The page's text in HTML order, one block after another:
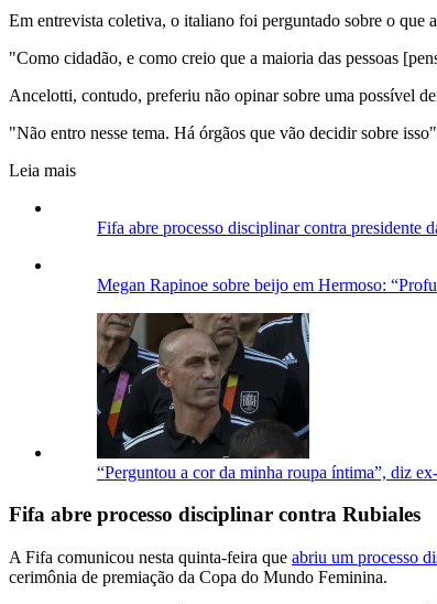
Em entrevista coletiva, o italiano foi perguntado sobre o que
"Como cidadão, e como creio que a maioria das pessoas
Ancelotti, contudo, preferiu não opinar sobre uma possível
"Não entro nesse tema. Há órgãos que vão decidir sobre
Leia mais
Fifa abre processo disciplinar contra presidente
Megan Rapinoe sobre beijo em Hermoso:
“Perguntou a cor da minha roupa íntima”, diz
Fifa abre processo disciplinar contra Rubiales
A Fifa comunicou nesta quinta-feira que abriu um processo
cerimônia de premiação da Copa do Mundo Feminina.